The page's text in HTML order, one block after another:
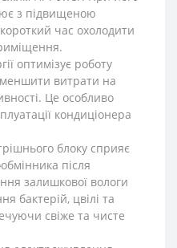
з підвищеною
час охолодити
оптимізує роботу
витрати на
Це особливо
кондиціонера
блоку сприяє
після
залишкової вологи
бактерій, цвілі та
свіже та чисте